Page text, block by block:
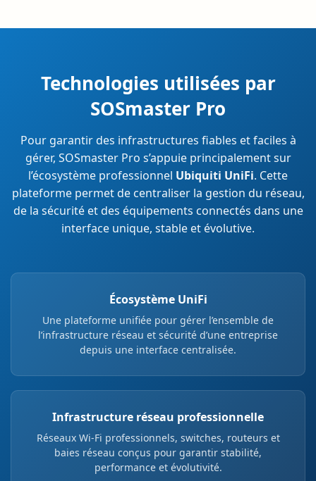
Technologies utilisées par
SOSmaster Pro
Pour garantir des infrastructures fiables et faciles à
gérer, SOSmaster Pro s’appuie principalement sur
l’écosystème professionnel Ubiquiti UniFi. Cette
plateforme permet de centraliser la gestion du réseau,
de la sécurité et des équipements connectés dans une
interface unique, stable et évolutive.
Écosystème UniFi
Une plateforme unifiée pour gérer l’ensemble de
l’infrastructure réseau et sécurité d’une entreprise
depuis une interface centralisée.
Infrastructure réseau professionnelle
Réseaux Wi-Fi professionnels, switches, routeurs et
baies réseau conçus pour garantir stabilité,
performance et évolutivité.